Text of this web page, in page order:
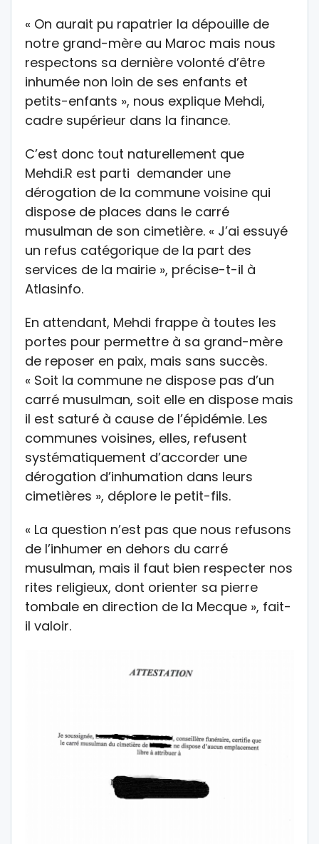
« On aurait pu rapatrier la dépouille de
notre grand-mère au Maroc mais nous
respectons sa dernière volonté d’être
inhumée non loin de ses enfants et
petits-enfants », nous explique Mehdi,
cadre supérieur dans la finance.
C’est donc tout naturellement que
Mehdi.R est parti demander une
dérogation de la commune voisine qui
dispose de places dans le carré
musulman de son cimetière. « J’ai essuyé
un refus catégorique de la part des
services de la mairie », précise-t-il à
Atlasinfo.
En attendant, Mehdi frappe à toutes les
portes pour permettre à sa grand-mère
de reposer en paix, mais sans succès.
« Soit la commune ne dispose pas d’un
carré musulman, soit elle en dispose mais
il est saturé à cause de l’épidémie. Les
communes voisines, elles, refusent
systématiquement d’accorder une
dérogation d’inhumation dans leurs
cimetières », déplore le petit-fils.
« La question n’est pas que nous refusons
de l’inhumer en dehors du carré
musulman, mais il faut bien respecter nos
rites religieux, dont orienter sa pierre
tombale en direction de la Mecque », fait-
il valoir.